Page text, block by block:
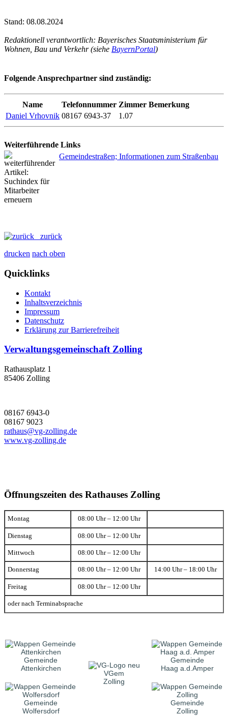
Stand: 08.08.2024
Redaktionell verantwortlich: Bayerisches Staatsministerium für
Wohnen, Bau und Verkehr (siehe BayernPortal)
Folgende Ansprechpartner sind zuständig:
Name Telefonnummer Zimmer Bemerkung
Daniel Vrhovnik 08167 6943-37 1.07
Weiterführende Links
Gemeindestraßen; Informationen zum Straßenbau
zurück
drucken nach oben
Quicklinks
Kontakt
Inhaltsverzeichnis
Impressum
Datenschutz
Erklärung zur Barrierefreiheit
Verwaltungsgemeinschaft Zolling
Rathausplatz 1
85406 Zolling
08167 6943-0
08167 9023
rathaus@vg-zolling.de
www.vg-zolling.de
Öffnungszeiten des Rathauses Zolling
Montag 08:00 Uhr – 12:00 Uhr
Dienstag 08:00 Uhr – 12:00 Uhr
Mittwoch 08:00 Uhr – 12:00 Uhr
Donnerstag 08:00 Uhr – 12:00 Uhr 14:00 Uhr – 18:00 Uhr
Freitag 08:00 Uhr – 12:00 Uhr
oder nach Terminabsprache
Gemeinde
Attenkirchen
VGem
Zolling
Gemeinde
Haag a.d.Amper
Gemeinde
Wolfersdorf
Gemeinde
Zolling